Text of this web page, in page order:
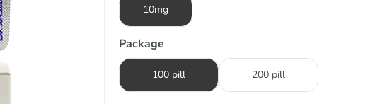
10mg
Package
100 pill 200 pill